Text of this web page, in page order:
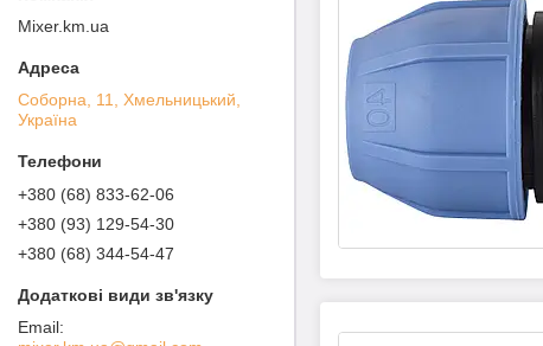
Mixer.km.ua
Соборна, 11, Хмельницький,
Україна
+380 (68) 833-62-06
+380 (93) 129-54-30
+380 (68) 344-54-47